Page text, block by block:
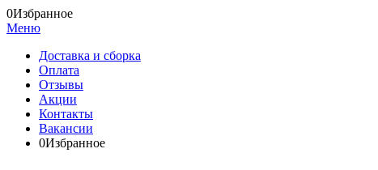
0Избранное
Меню
Доставка и сборка
Оплата
Отзывы
Акции
Контакты
Вакансии
0Избранное